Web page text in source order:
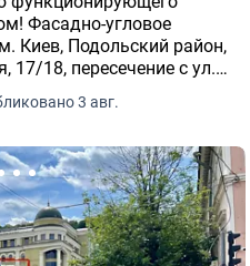
Фасадно-угловое
17/18, пересечение с ул.
кирпича.
3 авг.